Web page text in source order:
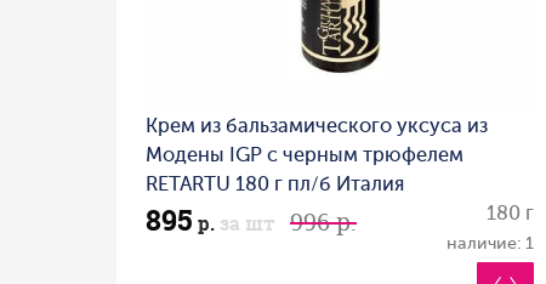
Крем из бальзамического уксуса из
Модены IGP с черным трюфелем
RETARTU 180 г пл/б Италия
895 р. за шт 996 р. 180 г
наличие: 1